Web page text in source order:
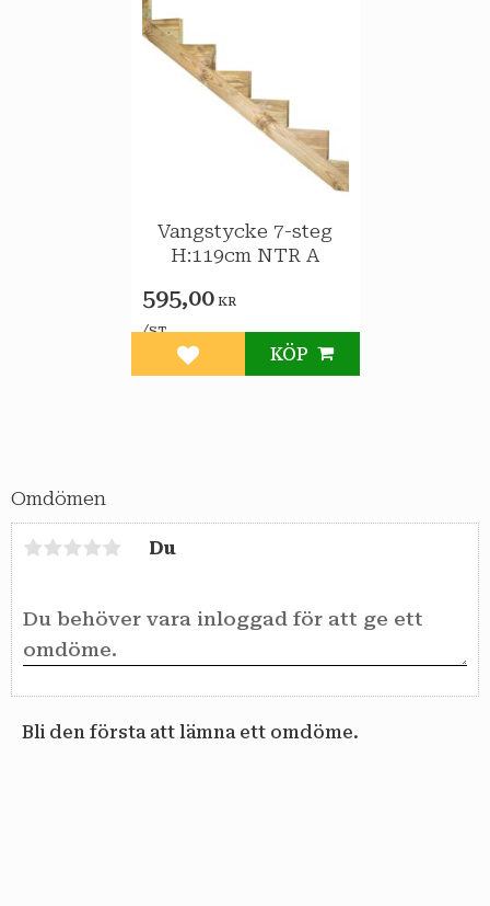
Omdömen
Du
Bli den första att lämna ett omdöme.
Vangstycke 7-steg
H:119cm NTR A
595,00KR
/ST
Lägg till i favoriter
KÖP